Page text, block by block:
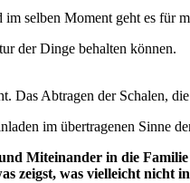
selben Moment geht es für
der Dinge behalten können.
Das Abtragen der Schalen,
im übertragenen Sinne
Miteinander in die
zeigst, was vielleicht nicht